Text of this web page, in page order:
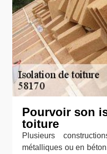
Pourvoir son
toiture
Plusieurs
métalliques ou en